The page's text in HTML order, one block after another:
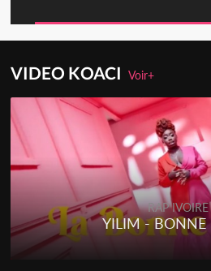
VIDEO KOACIVoir+
RAP IVOIRE
YILIM - BONNE